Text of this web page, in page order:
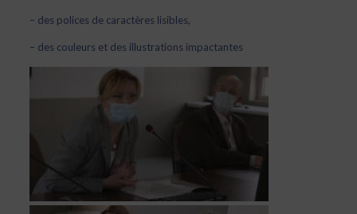
– des polices de caractères lisibles,
– des couleurs et des illustrations impactantes